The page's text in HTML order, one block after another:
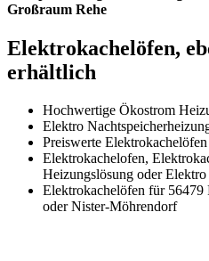
Großraum Rehe
Elektrokachelöfen,
erhältlich
Hochwertige Ökostrom
Elektro
Preiswerte
Elektrokachelofen,
Heizungslösung oder
Elektrokachelöfen für 56479
oder Nister-Möhrendorf